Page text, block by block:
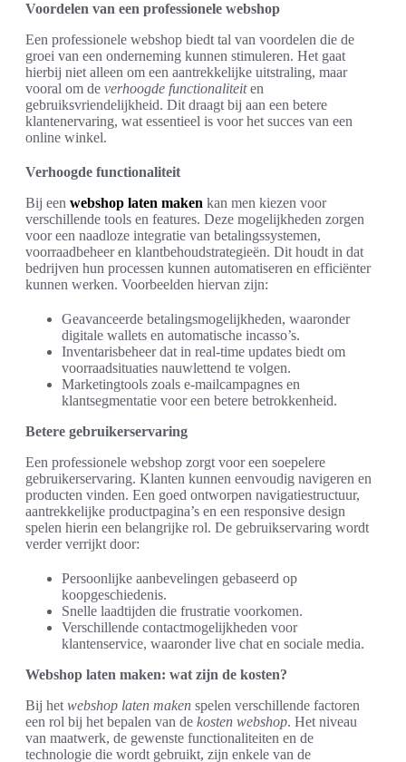
Voordelen van een professionele webshop
Een professionele webshop biedt tal van voordelen die de
groei van een onderneming kunnen stimuleren. Het gaat
hierbij niet alleen om een aantrekkelijke uitstraling, maar
vooral om de verhoogde functionaliteiten
gebruiksvriendelijkheid. Dit draagt bij aan een betere
klantenervaring, wat essentieel is voor het succes van een
online winkel.
Verhoogde functionaliteit
Bij een webshop laten maken kan men kiezen voor
verschillende tools en features. Deze mogelijkheden zorgen
voor een naadloze integratie van betalingssystemen,
voorraadbeheer en klantbehoudstrategieën. Dit houdt in dat
bedrijven hun processen kunnen automatiseren en efficiënter
kunnen werken. Voorbeelden hiervan zijn:
Geavanceerde betalingsmogelijkheden, waaronder
digitale wallets en automatische incasso’s.
Inventarisbeheer dat in real-time updates biedt om
voorraadsituaties nauwlettend te volgen.
Marketingtools zoals e-mailcampagnes en
klantsegmentatie voor een betere betrokkenheid.
Betere gebruikerservaring
Een professionele webshop zorgt voor een soepelere
gebruikerservaring. Klanten kunnen eenvoudig navigeren en
producten vinden. Een goed ontworpen navigatiestructuur,
aantrekkelijke productpagina’s en een responsive design
spelen hierin een belangrijke rol. De gebruikservaring wordt
verder verrijkt door:
Persoonlijke aanbevelingen gebaseerd op
koopgeschiedenis.
Snelle laadtijden die frustratie voorkomen.
Verschillende contactmogelijkheden voor
klantenservice, waaronder live chat en sociale media.
Webshop laten maken: wat zijn de kosten?
Bij het webshop laten maken spelen verschillende factoren
een rol bij het bepalen van de kosten webshop. Het niveau
van maatwerk, de gewenste functionaliteiten en de
technologie die wordt gebruikt, zijn enkele van de